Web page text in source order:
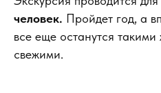
человек. Пройдет год, а
все еще останутся
свежими.